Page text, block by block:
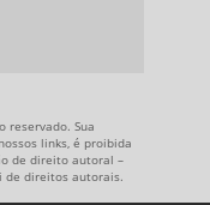
reservado. Sua
links, é proibida
de direito autoral –
de direitos autorais.